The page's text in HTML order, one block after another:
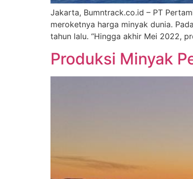
Jakarta, Bumntrack.co.id – PT
meroketnya harga minyak dunia.
tahun lalu. “Hingga akhir Mei 2022,
Produksi Minyak